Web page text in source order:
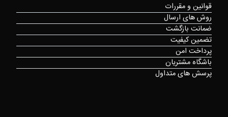
قوانین و مقررات
روش های ارسال
ضمانت بازگشت
تضمین کیفیت
پرداخت امن
باشگاه مشتریان
پرسش های متداول